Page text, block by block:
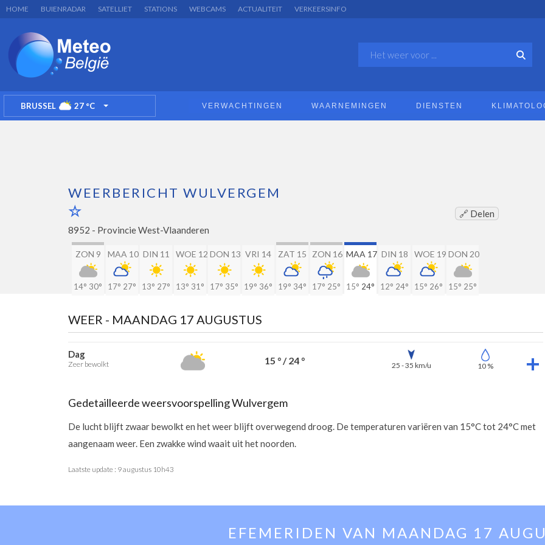
HOME BUIENRADAR SATELLIET STATIONS WEBCAMS ACTUALITEIT VERKEERSINFO
BRUSSEL 27°C TOGGLE DROPDOWN VERWACHTINGEN WAARNEMINGEN DIENSTEN
WEERBERICHT WULVERGEM
🔗 Delen
8952 - Provincie West-Vlaanderen
ZON 9
14° 30°
MAA 10
17° 27°
DIN 11
13° 27°
WOE 12
13° 31°
DON 13
17° 35°
VRI 14
19° 36°
ZAT 15
19° 34°
ZON 16
17° 25°
MAA 17
15° 24°
DIN 18
12° 24°
WOE 19
15° 26°
DON 20
15° 25°
WEER - MAANDAG 17 AUGUSTUS
Dag
Zeer bewolkt 15 ° / 24 ° 25 - 35 km/u 10 %
Gedetailleerde weersvoorspelling Wulvergem
De lucht blijft zwaar bewolkt en het weer blijft overwegend droog. De temperaturen variëren van 15°C tot 24°C met
aangenaam weer. Een zwakke wind waait uit het noorden.
Laatste update : 9 augustus 10h43
EFEMERIDEN VAN MAANDAG 17